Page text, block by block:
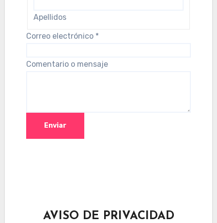
Apellidos
Correo electrónico *
Comentario o mensaje
Enviar
AVISO DE PRIVACIDAD